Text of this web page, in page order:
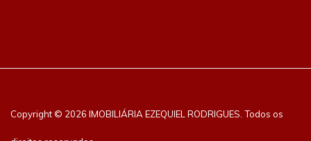
Copyright © 2026 IMOBILIÁRIA EZEQUIEL RODRIGUES. Todos os